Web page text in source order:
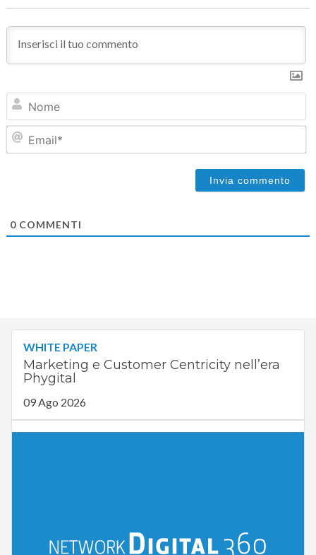
0COMMENTI
WHITE PAPER
Marketing e Customer Centricity nell’era
Phygital
09 Ago 2026